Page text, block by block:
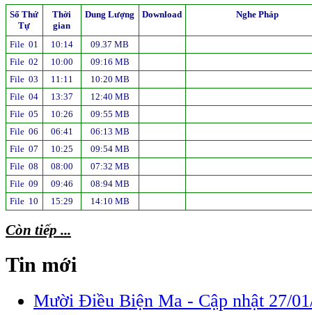
Số Thứ
Tự
Thời
gian
Dung Lượng Download Nghe Pháp
File 01 10:14
09.37 MB
File 02
10:00
09:16 MB
File 03
11:11
10:20 MB
File 04
13:37
12:40 MB
File 05
10:26
09:55 MB
File 06
06:41
06:13 MB
File 07
10:25
09:54 MB
File 08
08:00
07:32 MB
File 09
09:46
08:94 MB
File 10
15:29 14:10 MB
Còn tiếp ...
Tin mới
Mười Điều Biện Ma - Cập nhật 27/